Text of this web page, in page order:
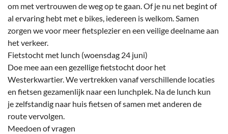
om met vertrouwen de weg op te gaan. Of je nu net begint of
al ervaring hebt met e bikes, iedereen is welkom. Samen
zorgen we voor meer fietsplezier en een veilige deelname aan
het verkeer.
Fietstocht met lunch (woensdag 24 juni)
Doe mee aan een gezellige fietstocht door het
Westerkwartier. We vertrekken vanaf verschillende locaties
en fietsen gezamenlijk naar een lunchplek. Na de lunch kun
je zelfstandig naar huis fietsen of samen met anderen de
route vervolgen.
Meedoen of vragen